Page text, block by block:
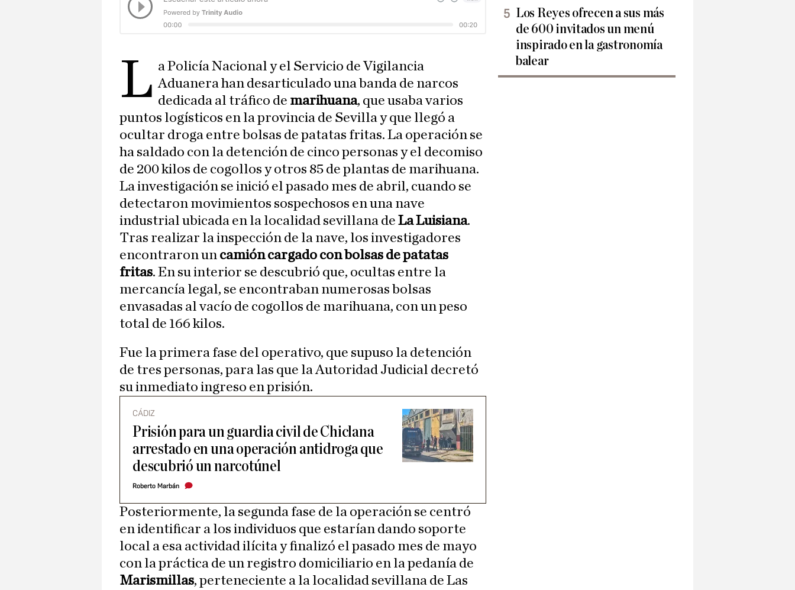
L a Policía Nacional y el Servicio de Vigilancia
Aduanera han desarticulado una banda de narcos
dedicada al tráfico de marihuana, que usaba varios
puntos logísticos en la provincia de Sevilla y que llegó a
ocultar droga entre bolsas de patatas fritas. La operación se
ha saldado con la detención de cinco personas y el decomiso
de 200 kilos de cogollos y otros 85 de plantas de marihuana.
La investigación se inició el pasado mes de abril, cuando se
detectaron movimientos sospechosos en una nave
industrial ubicada en la localidad sevillana de La Luisiana.
Tras realizar la inspección de la nave, los investigadores
encontraron un camión cargado con bolsas de patatas
fritas. En su interior se descubrió que, ocultas entre la
mercancía legal, se encontraban numerosas bolsas
envasadas al vacío de cogollos de marihuana, con un peso
total de 166 kilos.
Fue la primera fase del operativo, que supuso la detención
de tres personas, para las que la Autoridad Judicial decretó
su inmediato ingreso en prisión.
CÁDIZ
Prisión para un guardia civil de Chiclana
arrestado en una operación antidroga que
descubrió un narcotúnel
Roberto Marbán
Posteriormente, la segunda fase de la operación se centró
en identificar a los individuos que estarían dando soporte
local a esa actividad ilícita y finalizó el pasado mes de mayo
con la práctica de un registro domiciliario en la pedanía de
Marismillas, perteneciente a la localidad sevillana de Las
Los Reyes ofrecen a sus más
de 600 invitados un menú
inspirado en la gastronomía
balear